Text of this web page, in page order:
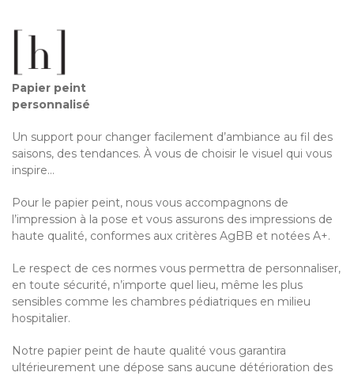
Papier peint
personnalisé
Un support pour changer facilement d’ambiance au fil des
saisons, des tendances. À vous de choisir le visuel qui vous
inspire…
Pour le papier peint, nous vous accompagnons de
l’impression à la pose et vous assurons des impressions de
haute qualité, conformes aux critères AgBB et notées A+.
Le respect de ces normes vous permettra de personnaliser,
en toute sécurité, n’importe quel lieu, même les plus
sensibles comme les chambres pédiatriques en milieu
hospitalier.
Notre papier peint de haute qualité vous garantira
ultérieurement une dépose sans aucune détérioration des